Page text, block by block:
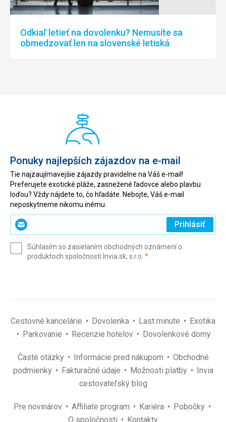
Odkiaľ letieť na dovolenku? Nemusíte sa
obmedzovať len na slovenské letiská
Ponuky najlepších zájazdov na e-mail
Tie najzaujímavejšie zájazdy pravidelne na Váš e-mail!
Preferujete exotické pláže, zasnežené ľadovce alebo plavbu
loďou? Vždy nájdete to, čo hľadáte. Nebojte, Váš e-mail
neposkytneme nikomu inému.
Zadajte
svoj
(povinné)
Prihlásiť
Súhlasím so zasielaním obchodných oznámení o
produktoch spoločnosti Invia.sk, s.r.o. *(povinné)
Cestovné kancelárie Dovolenka Last minute
Exotika
Parkovanie
Recenzie hotelov Dovolenkové domy
Časté otázky Informácie pred nákupom
Obchodné
podmienky
Fakturačné údaje Možnosti platby
Invia
cestovateľský blog
Pre novinárov Affiliate program Kariéra
Pobočky
O spoločnosti
Kontakty